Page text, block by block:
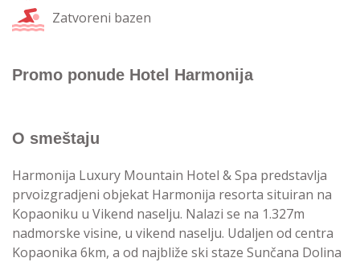
Zatvoreni bazen
O smeštaju
Harmonija Luxury Mountain Hotel & Spa predstavlja
prvoizgradjeni objekat Harmonija resorta situiran na
Kopaoniku u Vikend naselju. Nalazi se na 1.327m
nadmorske visine, u vikend naselju. Udaljen od centra
Kopaonika 6km, a od najbliže ski staze Sunčana Dolina
Promo ponude Hotel Harmonija